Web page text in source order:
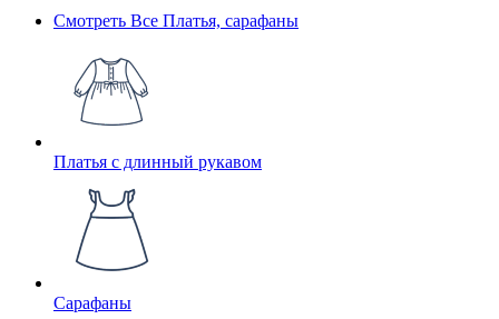
Смотреть Все Платья, сарафаны
Платья с длинный рукавом
Сарафаны